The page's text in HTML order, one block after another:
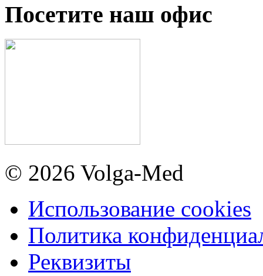
Посетите наш офис
© 2026 Volga-Med
Использование cookies
Политика
Реквизиты